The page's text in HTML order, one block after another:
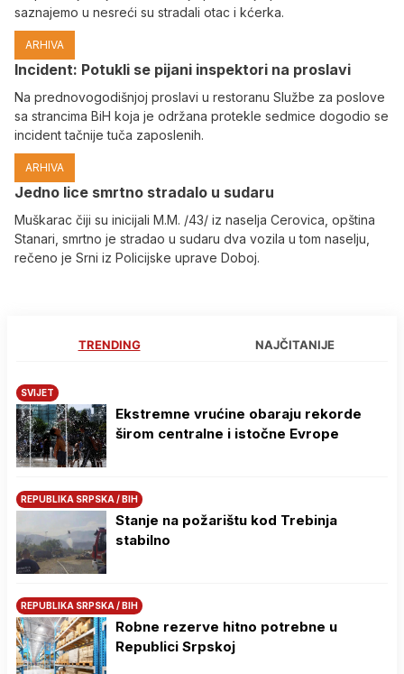
saznajemo u nesreći su stradali otac i kćerka.
ARHIVA
Incident: Potukli se pijani inspektori na proslavi
Na prednovogodišnjoj proslavi u restoranu Službe za poslove
sa strancima BiH koja je održana protekle sedmice dogodio se
incident tačnije tuča zaposlenih.
ARHIVA
Јedno lice smrtno stradalo u sudaru
Muškarac čiji su inicijali M.M. /43/ iz naselja Cerovica, opština
Stanari, smrtno je stradao u sudaru dva vozila u tom naselju,
rečeno je Srni iz Policijske uprave Doboj.
TRENDING NAJČITANIJE
SVIJET
Ekstremne vrućine obaraju rekorde
širom centralne i istočne Evrope
REPUBLIKA SRPSKA / BIH
Stanje na požarištu kod Trebinja
stabilno
REPUBLIKA SRPSKA / BIH
Robne rezerve hitno potrebne u
Republici Srpskoj